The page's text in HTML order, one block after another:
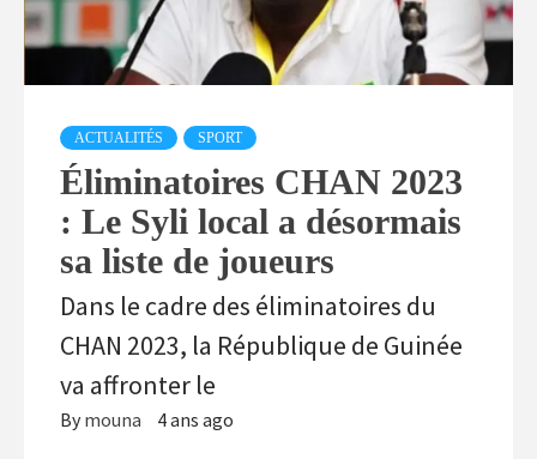
ACTUALITÉS SPORT
Éliminatoires CHAN 2023
: Le Syli local a désormais
sa liste de joueurs
Dans le cadre des éliminatoires du
CHAN 2023, la République de Guinée
va affronter le
By mouna 4 ans ago